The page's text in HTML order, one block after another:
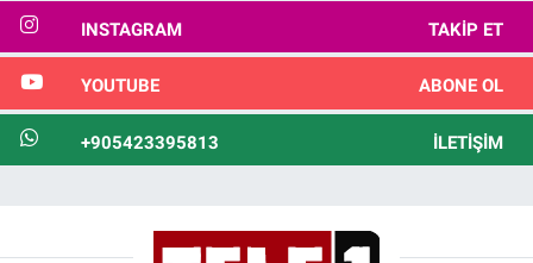
INSTAGRAM TAKIP ET
YOUTUBE ABONE OL
+905423395813 İLETIŞIM